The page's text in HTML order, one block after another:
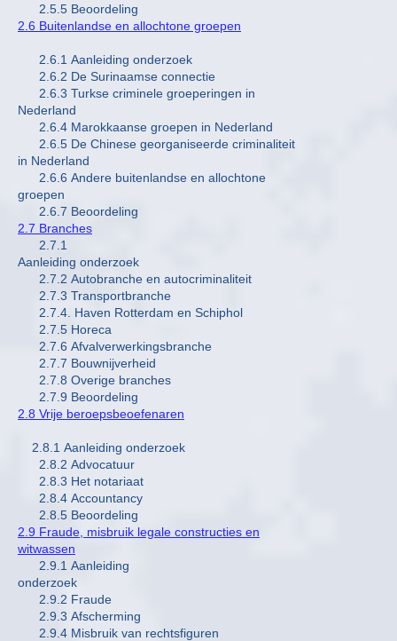
2.5.5 Beoordeling
2.6 Buitenlandse en allochtone groepen
2.6.1 Aanleiding onderzoek
2.6.2 De Surinaamse connectie
2.6.3 Turkse criminele groeperingen in
Nederland
2.6.4 Marokkaanse groepen in Nederland
2.6.5 De Chinese georganiseerde criminaliteit
in Nederland
2.6.6 Andere buitenlandse en allochtone
groepen
2.6.7 Beoordeling
2.7 Branches
2.7.1
Aanleiding onderzoek
2.7.2 Autobranche en autocriminaliteit
2.7.3 Transportbranche
2.7.4. Haven Rotterdam en Schiphol
2.7.5 Horeca
2.7.6 Afvalverwerkingsbranche
2.7.7 Bouwnijverheid
2.7.8 Overige branches
2.7.9 Beoordeling
2.8 Vrije beroepsbeoefenaren
2.8.1 Aanleiding onderzoek
2.8.2 Advocatuur
2.8.3 Het notariaat
2.8.4 Accountancy
2.8.5 Beoordeling
2.9 Fraude, misbruik legale constructies en
witwassen
2.9.1 Aanleiding
onderzoek
2.9.2 Fraude
2.9.3 Afscherming
2.9.4 Misbruik van rechtsfiguren